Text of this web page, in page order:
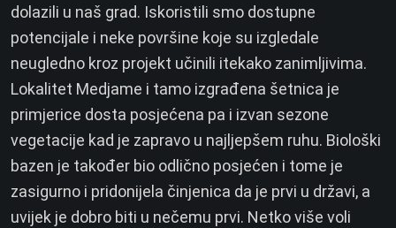
dolazili u naš grad. Iskoristili smo dostupne
potencijale i neke površine koje su izgledale
neugledno kroz projekt učinili itekako zanimljivima.
Lokalitet Medjame i tamo izgrađena šetnica je
primjerice dosta posjećena pa i izvan sezone
vegetacije kad je zapravo u najljepšem ruhu. Biološki
bazen je također bio odlično posjećen i tome je
zasigurno i pridonijela činjenica da je prvi u državi, a
uvijek je dobro biti u nečemu prvi. Netko više voli